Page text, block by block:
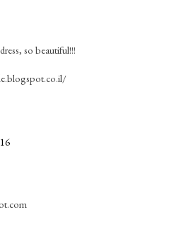
so beautiful!!!